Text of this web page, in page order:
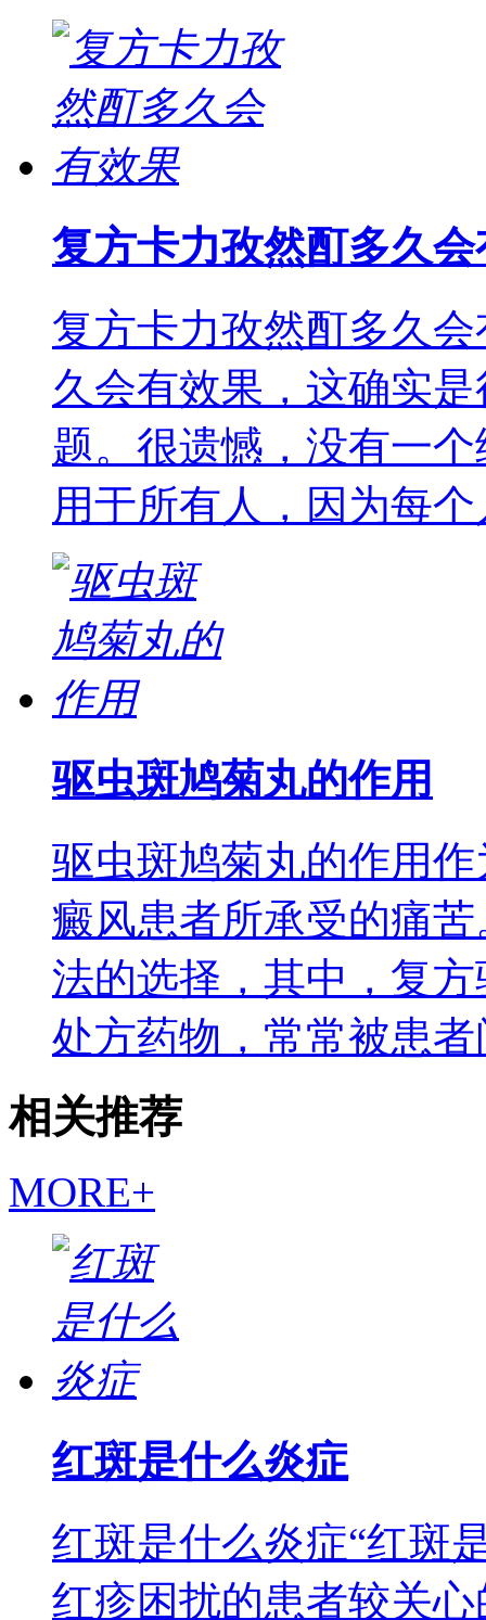
复方卡力孜然酊多久
复方卡力孜然酊多久
久会有效果，这确实
题。很遗憾，没有一
用于所有人，因为每
驱虫斑鸠菊丸的作用
驱虫斑鸠菊丸的作用
癜风患者所承受的痛
法的选择，其中，复
处方药物，常常被患
相关推荐
MORE+
红斑是什么炎症
红斑是什么炎症“红斑
红疹困扰的患者较关